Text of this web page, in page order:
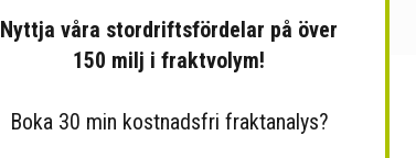
Nyttja våra stordriftsfördelar på över
150 milj i fraktvolym!
Boka 30 min kostnadsfri fraktanalys?